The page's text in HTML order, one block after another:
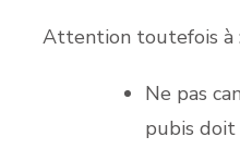
Attention toutefois à
Ne pas
pubis